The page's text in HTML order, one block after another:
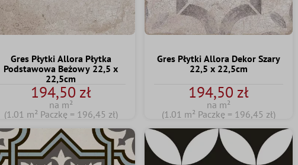
Gres Płytki Allora Płytka
Podstawowa Beżowy 22,5 x
22,5cm
194,50 zł
na m²
(1.01 m² Paczkę = 196,45 zł)
Gres Płytki Allora Dekor Szary
22,5 x 22,5cm
194,50 zł
na m²
(1.01 m² Paczkę = 196,45 zł)